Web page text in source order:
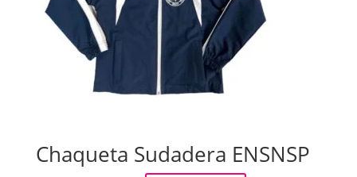
Chaqueta Sudadera ENSNSP